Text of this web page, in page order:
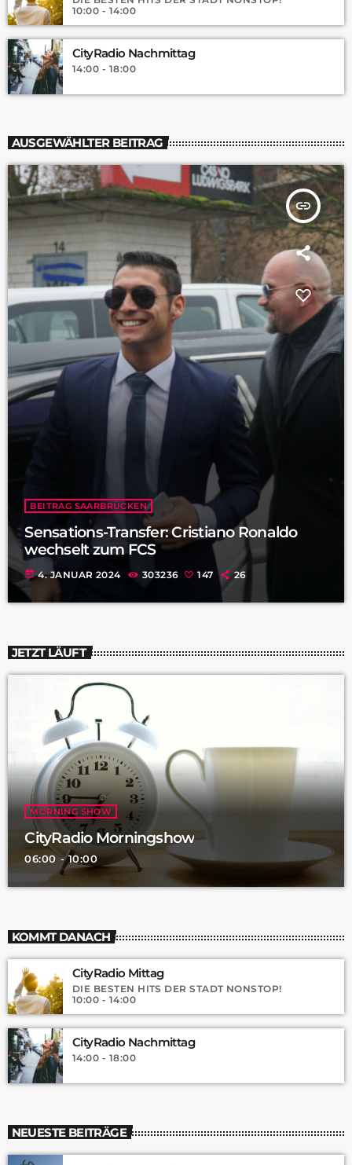
10:00 - 14:00
CityRadio Nachmittag
14:00 - 18:00
AUSGEWÄHLTER BEITRAG
insert_link
BEITRAG SAARBRÜCKEN
Sensations-Transfer: Cristiano Ronaldo
wechselt zum FCS
today 4. JANUAR 2024 303236 147 26
JETZT LÄUFT
MORNING SHOW
CityRadio Morningshow
06:00 - 10:00
KOMMT DANACH
CityRadio Mittag
DIE BESTEN HITS DER STADT NONSTOP!
10:00 - 14:00
CityRadio Nachmittag
14:00 - 18:00
NEUESTE BEITRÄGE